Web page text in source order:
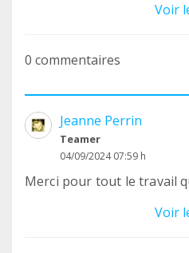
Voir
0 commentaires
Jeanne Perrin
Teamer
04/09/2024 07:59 h
Merci pour tout le travail
Voir